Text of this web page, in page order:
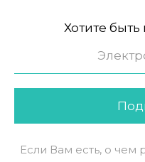
Хотите
Если Вам есть, о чем